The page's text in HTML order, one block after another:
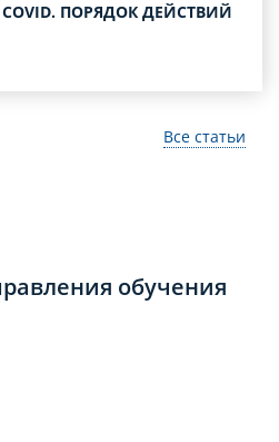
ПОРЯДОК ДЕЙСТВИЙ
Все статьи
обучения